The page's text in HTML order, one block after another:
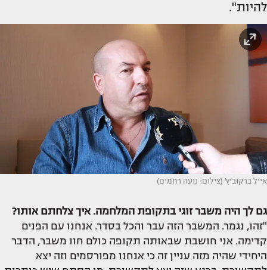
להיות".
אייל ברקוביץ' (צילום: נועה רחמים)
גם לך היה משבר זוגי בתקופת המלחמה. איך צלחתם אותו?
"זהו, נגמר. המשבר הזה עבר והכל בסדר. אנחנו עם הפנים
קדימה. אני חושבת שבאותה תקופה כולם חוו משבר, הדבר
היחידי שהיה מזה עניין זה כי אנחנו מפורסמים וזה יצא